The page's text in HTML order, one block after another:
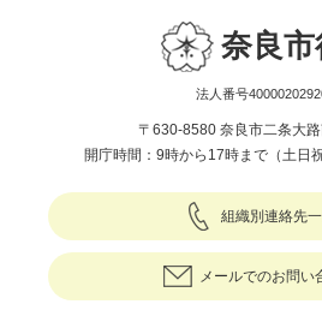
奈良
法人番号
〒630-8580 奈良市二条大
開庁時間：9時から17時まで（土日
組織別連絡先
メールでのお問い